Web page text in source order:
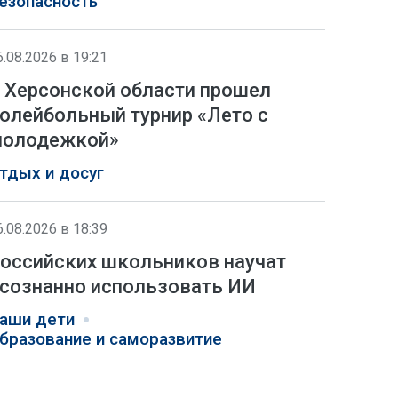
в 19:21
Херсонской области прошел
турнир «Лето с
и досуг
в 18:39
школьников научат
использовать ИИ
дети
и саморазвитие